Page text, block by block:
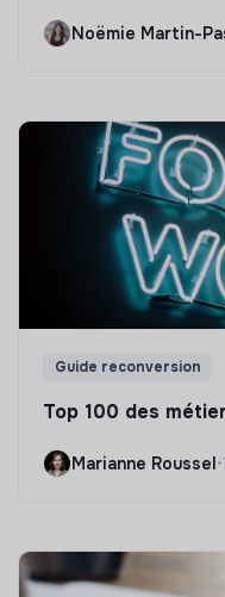
Noëmie Martin-
Guide reconversion
Top 100 des
Marianne Roussel•